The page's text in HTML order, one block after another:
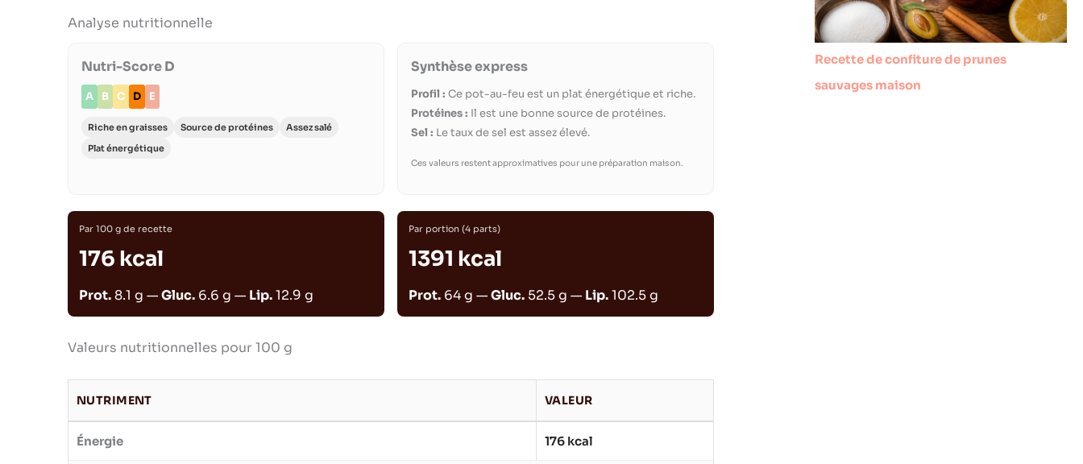
Analyse nutritionnelle
Nutri-Score D
A B C D E
Riche en graisses Source de protéines
Assez salé
Plat énergétique
Synthèse express
Profil : Ce pot-au-feu est un plat énergétique et riche.
Protéines : Il est une bonne source de protéines.
Sel : Le taux de sel est assez élevé.
Ces valeurs restent approximatives pour une préparation maison.
Par 100 g de recette
176 kcal
Prot.8.1 g —Gluc. 6.6 g —Lip.12.9 g
Par portion (4 parts)
1391 kcal
Prot. 64 g —Gluc. 52.5 g —Lip.102.5 g
Valeurs nutritionnelles pour 100 g
NUTRIMENT VALEUR
Énergie 176 kcal
Recette de confiture de prunes
sauvages maison